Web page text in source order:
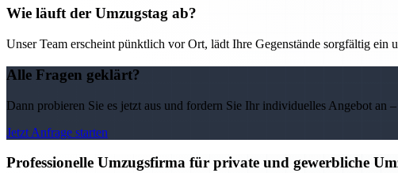
Wie läuft der Umzugstag ab?
Unser Team erscheint pünktlich vor Ort, lädt Ihre Gegenstände sorgfältig
Alle Fragen geklärt?
Dann probieren Sie es jetzt aus und fordern Sie Ihr individuelles Angebot an
Jetzt Anfrage starten
Professionelle Umzugsfirma für private und gewerbliche